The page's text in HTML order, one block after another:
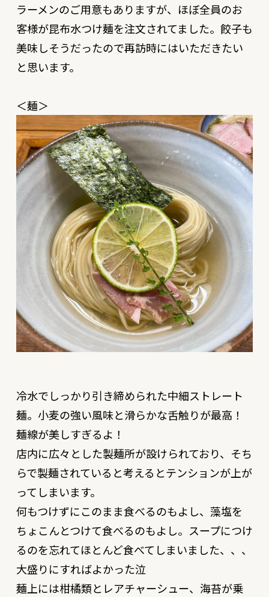
ラーメンのご用意もありますが、ほぼ全員のお
客様が昆布水つけ麺を注文されてました。餃子も
美味しそうだったので再訪時にはいただきたい
と思います。
＜麺＞
冷水でしっかり引き締められた中細ストレート
麺。小麦の強い風味と滑らかな舌触りが最高！
麺線が美しすぎるよ！
店内に広々とした製麺所が設けられており、そち
らで製麺されていると考えるとテンションが上が
ってしまいます。
何もつけずにこのまま食べるのもよし、藻塩を
ちょこんとつけて食べるのもよし。スープにつけ
るのを忘れてほとんど食べてしまいました、、、
大盛りにすればよかった泣
麺上には柑橘類とレアチャーシュー、海苔が乗